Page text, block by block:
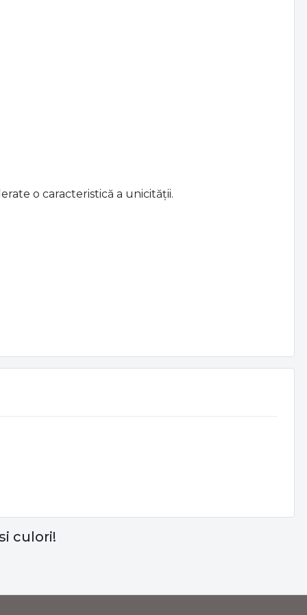
o caracteristică a unicității.
culori!